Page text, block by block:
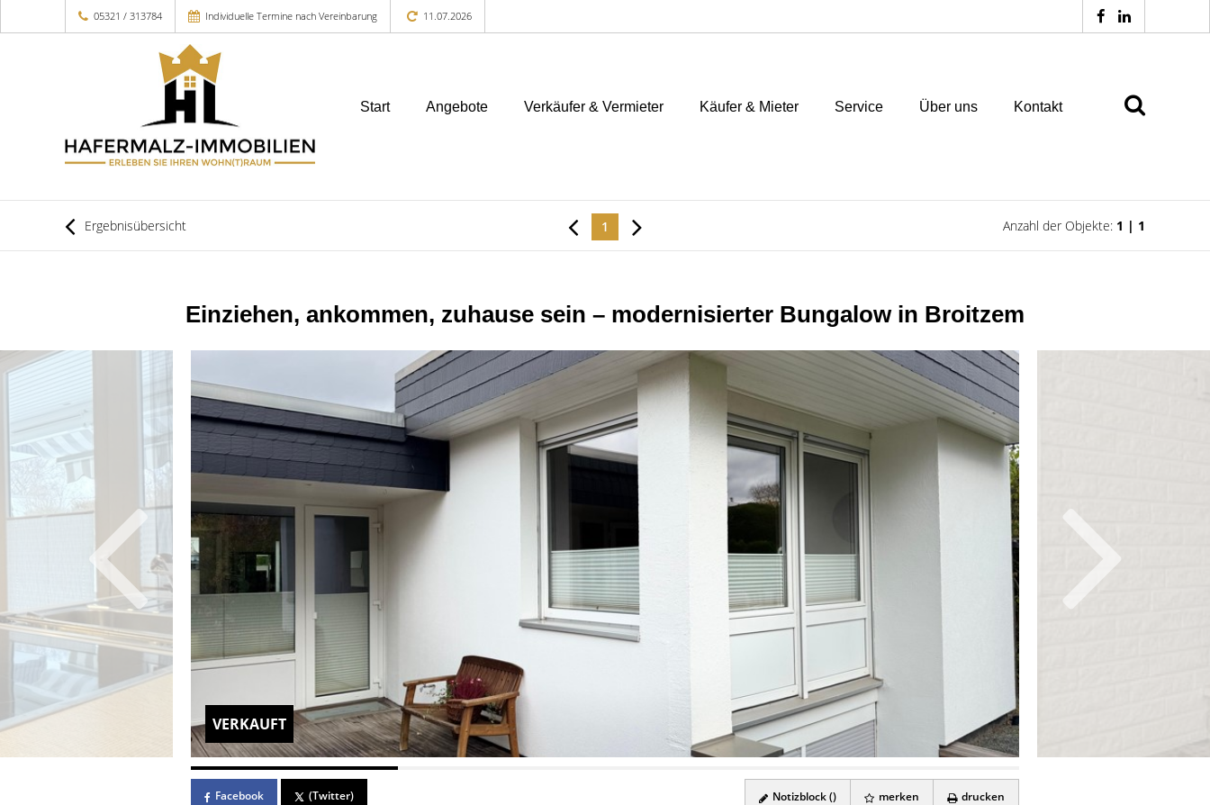
05321 / 313784 Individuelle Termine nach Vereinbarung 11.07.2026
Start Angebote Verkäufer & Vermieter Käufer & Mieter Service Über uns Kontakt
Ergebnisübersicht 1 Anzahl der Objekte: 1 | 1
Einziehen, ankommen, zuhause sein – modernisierter Bungalow in Broitzem
VERKAUFT
Facebook (Twitter) Notizblock () merken drucken